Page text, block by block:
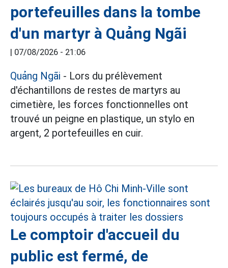
portefeuilles dans la tombe
d'un martyr à Quảng Ngãi
| 07/08/2026 - 21:06
Quảng Ngãi - Lors du prélèvement
d'échantillons de restes de martyrs au
cimetière, les forces fonctionnelles ont
trouvé un peigne en plastique, un stylo en
argent, 2 portefeuilles en cuir.
Le comptoir d'accueil du
public est fermé, de